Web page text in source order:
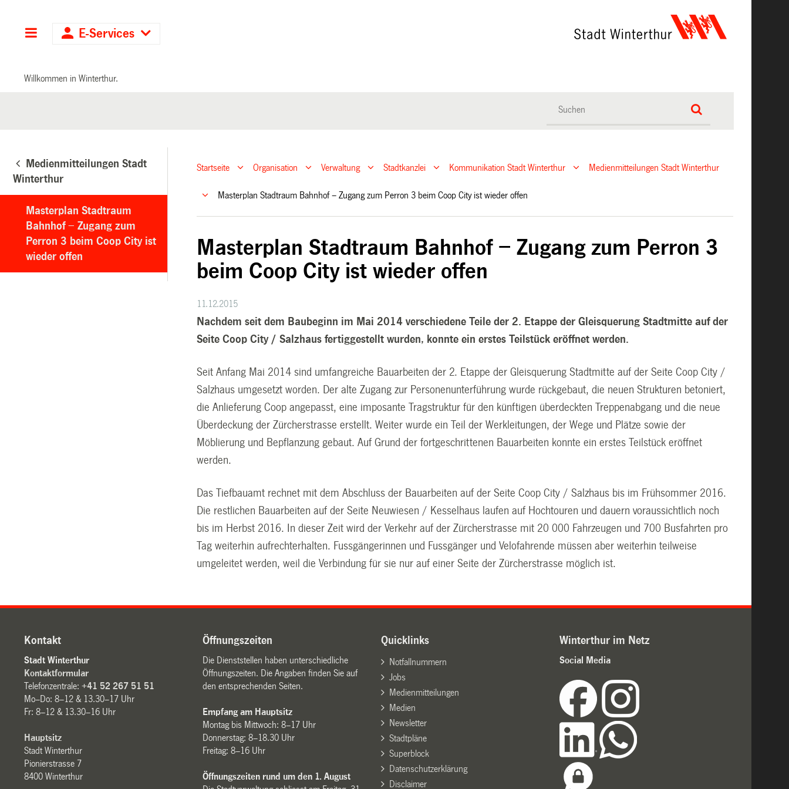
Hauptnavigation
E-Services
Willkommen in Winterthur.
Medienmitteilungen Stadt
Winterthur
Masterplan Stadtraum
Bahnhof − Zugang zum
Perron 3 beim Coop City ist
wieder offen
Startseite Organisation Verwaltung Stadtkanzlei Kommunikation Stadt Winterthur Medienmitteilungen Stadt Winterthur
Masterplan Stadtraum Bahnhof − Zugang zum Perron 3 beim Coop City ist wieder offen
Masterplan Stadtraum Bahnhof − Zugang zum Perron 3
beim Coop City ist wieder offen
11.12.2015
Nachdem seit dem Baubeginn im Mai 2014 verschiedene Teile der 2. Etappe der Gleisquerung Stadtmitte auf der
Seite Coop City / Salzhaus fertiggestellt wurden, konnte ein erstes Teilstück eröffnet werden.
Seit Anfang Mai 2014 sind umfangreiche Bauarbeiten der 2. Etappe der Gleisquerung Stadtmitte auf der Seite Coop City /
Salzhaus umgesetzt worden. Der alte Zugang zur Personenunterführung wurde rückgebaut, die neuen Strukturen betoniert,
die Anlieferung Coop angepasst, eine imposante Tragstruktur für den künftigen überdeckten Treppenabgang und die neue
Überdeckung der Zürcherstrasse erstellt. Weiter wurde ein Teil der Werkleitungen, der Wege und Plätze sowie der
Möblierung und Bepflanzung gebaut. Auf Grund der fortgeschrittenen Bauarbeiten konnte ein erstes Teilstück eröffnet
werden.
Das Tiefbauamt rechnet mit dem Abschluss der Bauarbeiten auf der Seite Coop City / Salzhaus bis im Frühsommer 2016.
Die restlichen Bauarbeiten auf der Seite Neuwiesen / Kesselhaus laufen auf Hochtouren und dauern voraussichtlich noch
bis im Herbst 2016. In dieser Zeit wird der Verkehr auf der Zürcherstrasse mit 20 000 Fahrzeugen und 700 Busfahrten pro
Tag weiterhin aufrechterhalten. Fussgängerinnen und Fussgänger und Velofahrende müssen aber weiterhin teilweise
umgeleitet werden, weil die Verbindung für sie nur auf einer Seite der Zürcherstrasse möglich ist.
Kontakt
Stadt Winterthur
Kontaktformular
Telefonzentrale:+41 52 267 51 51
Mo–Do: 8–12 & 13.30–17 Uhr
Fr: 8–12 & 13.30–16 Uhr
Hauptsitz
Stadt Winterthur
Pionierstrasse 7
8400 Winterthur
Öffnungszeiten
Die Dienststellen haben unterschiedliche
Öffnungszeiten. Die Angaben finden Sie auf
den entsprechenden Seiten.
Empfang am Hauptsitz
Montag bis Mittwoch: 8–17 Uhr
Donnerstag: 8–18.30 Uhr
Freitag: 8–16 Uhr
Öffnungszeiten rund um den 1. August
Quicklinks
Notfallnummern
Jobs
Medienmitteilungen
Medien
Newsletter
Stadtpläne
Superblock
Datenschutzerklärung
Disclaimer
Winterthur im Netz
Social Media